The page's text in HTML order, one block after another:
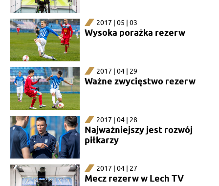
2017 | 05 | 03
Wysoka porażka rezerw
2017 | 04 | 29
Ważne zwycięstwo rezerw
2017 | 04 | 28
Najważniejszy jest rozwój
piłkarzy
2017 | 04 | 27
Mecz rezerw w Lech TV